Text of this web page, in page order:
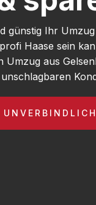
günstig Ihr
Haase sein
Umzug aus